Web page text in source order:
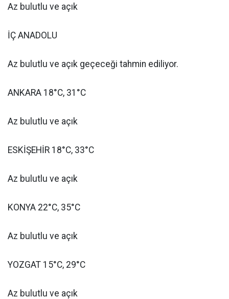
Az bulutlu ve açık
İÇ ANADOLU
Az bulutlu ve açık geçeceği tahmin ediliyor.
ANKARA 18°C, 31°C
Az bulutlu ve açık
ESKİŞEHİR 18°C, 33°C
Az bulutlu ve açık
KONYA 22°C, 35°C
Az bulutlu ve açık
YOZGAT 15°C, 29°C
Az bulutlu ve açık